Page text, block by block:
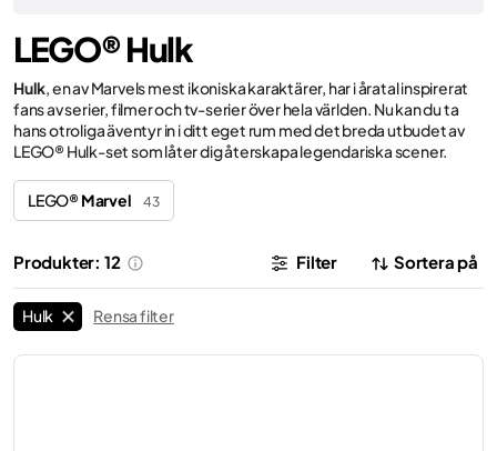
LEGO® Hulk
Hulk, en av Marvels mest ikoniska karaktärer, har i åratal inspirerat
fans av serier, filmer och tv-serier över hela världen. Nu kan du ta
hans otroliga äventyr in i ditt eget rum med det breda utbudet av
LEGO® Hulk-set som låter dig återskapa legendariska scener.
LEGO®Marvel 43
Produkter: 12 Filter Sortera på
Hulk Rensa filter